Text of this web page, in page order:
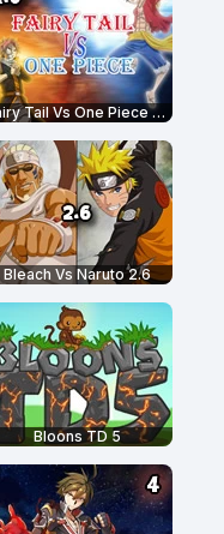
Fairy Tail Vs One Piece 2.0
Bleach Vs Naruto 2.6
Bloons TD 5